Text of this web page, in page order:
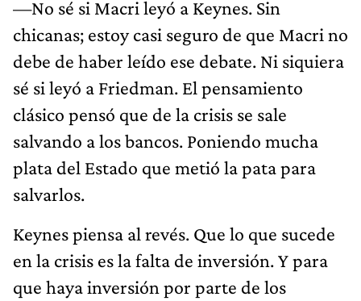
—No sé si Macri leyó a Keynes. Sin
chicanas; estoy casi seguro de que Macri no
debe de haber leído ese debate. Ni siquiera
sé si leyó a Friedman. El pensamiento
clásico pensó que de la crisis se sale
salvando a los bancos. Poniendo mucha
plata del Estado que metió la pata para
salvarlos.
Keynes piensa al revés. Que lo que sucede
en la crisis es la falta de inversión. Y para
que haya inversión por parte de los